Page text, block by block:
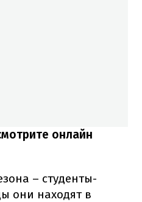
онлайн
– студенты-
они находят в